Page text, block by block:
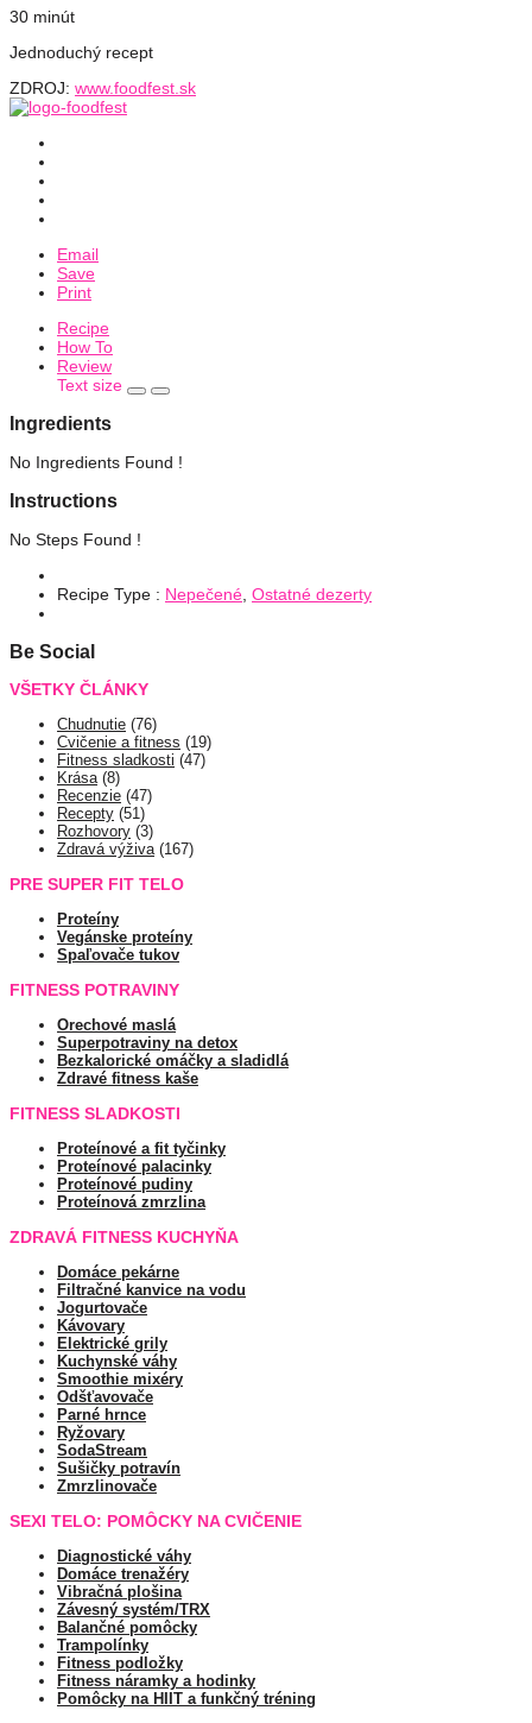
30 minút
Jednoduchý recept
ZDROJ: www.foodfest.sk
Email
Save
Print
Recipe
How To
Review
Text size
Ingredients
No Ingredients Found !
Instructions
No Steps Found !
Recipe Type : Nepečené Ostatné dezerty
Be Social
VŠETKY ČLÁNKY
Chudnutie (76)
Cvičenie a fitness (19)
Fitness sladkosti (47)
Krása(8)
Recenzie (47)
Recepty (51)
Rozhovory (3)
Zdravá výživa(167)
PRE SUPER FIT TELO
Proteíny
Vegánske proteíny
Spaľovače tukov
FITNESS POTRAVINY
Orechové maslá
Superpotraviny na detox
Bezkalorické omáčky a sladidlá
Zdravé fitness kaše
FITNESS SLADKOSTI
Proteínové a fit tyčinky
Proteínové palacinky
Proteínové pudiny
Proteínová zmrzlina
ZDRAVÁ FITNESS KUCHYŇA
Domáce pekárne
Filtračné kanvice na vodu
Jogurtovače
Kávovary
Elektrické grily
Kuchynské váhy
Smoothie mixéry
Odšťavovače
Parné hrnce
Ryžovary
SodaStream
Sušičky potravín
Zmrzlinovače
SEXI TELO: POMÔCKY NA CVIČENIE
Diagnostické váhy
Domáce trenažéry
Vibračná plošina
Závesný systém/TRX
Balančné pomôcky
Trampolínky
Fitness podložky
Fitness náramky a hodinky
Pomôcky na HIIT a funkčný tréning